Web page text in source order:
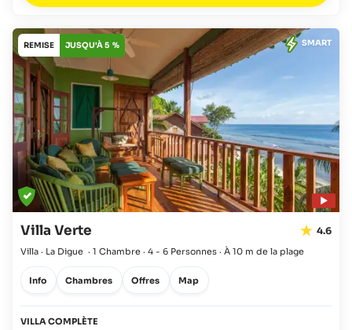
REMISE JUSQU'À 5 % SMART
Villa Verte 4.6
Villa · La Digue · 1 Chambre · 4 - 6 Personnes · À 10 m de la plage
Info Chambres Offres Map
VILLA COMPLÈTE